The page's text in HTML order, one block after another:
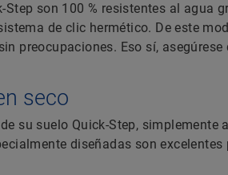
son 100 % resistentes al agua
de clic hermético. De este
preocupaciones. Eso sí, asegúrese
seco
su suelo Quick-Step, simplemente
diseñadas son excelentes